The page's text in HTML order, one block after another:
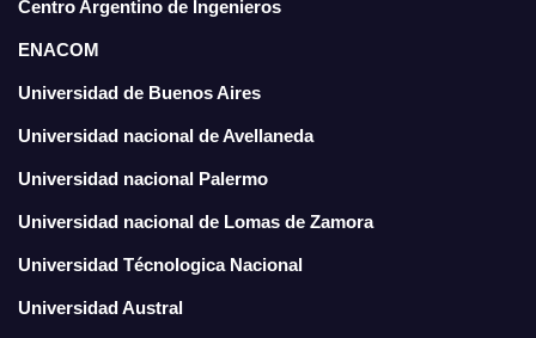
Centro Argentino de Ingenieros
ENACOM
Universidad de Buenos Aires
Universidad nacional de Avellaneda
Universidad nacional Palermo
Universidad nacional de Lomas de Zamora
Universidad Técnologica Nacional
Universidad Austral